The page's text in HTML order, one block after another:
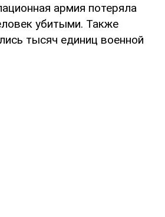
армия потеряла
убитыми. Также
тысяч единиц военной